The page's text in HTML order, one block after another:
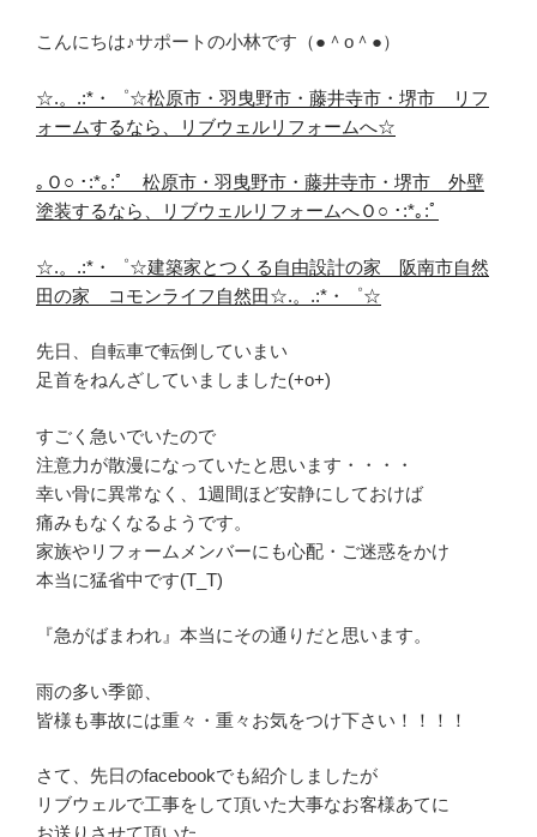
こんにちは♪サポートの小林です（●＾o＾●）
☆.。.:*・゜☆松原市・羽曳野市・藤井寺市・堺市 リフ
ォームするなら、リブウェルリフォームへ☆
｡Ｏ○ ･:*｡:ﾟ 松原市・羽曳野市・藤井寺市・堺市 外壁
塗装するなら、リブウェルリフォームへＯ○ ･:*｡:ﾟ
☆.。.:*・゜☆建築家とつくる自由設計の家 阪南市自然
田の家 コモンライフ自然田☆.。.:*・゜☆
先日、自転車で転倒していまい
足首をねんざしていましました(+o+)
すごく急いでいたので
注意力が散漫になっていたと思います・・・・
幸い骨に異常なく、1週間ほど安静にしておけば
痛みもなくなるようです。
家族やリフォームメンバーにも心配・ご迷惑をかけ
本当に猛省中です(T_T)
『急がばまわれ』本当にその通りだと思います。
雨の多い季節、
皆様も事故には重々・重々お気をつけ下さい！！！！
さて、先日のfacebookでも紹介しましたが
リブウェルで工事をして頂いた大事なお客様あてに